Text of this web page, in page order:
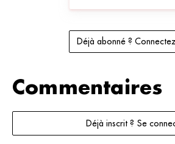
Déjà abonné ?
Commentaires
Déjà inscrit ? Se